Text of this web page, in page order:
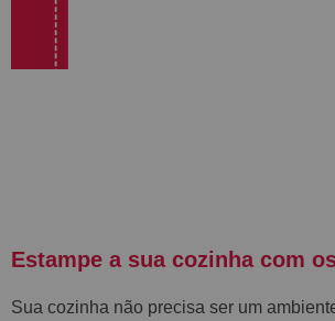
Estampe a sua cozinha com
Sua cozinha não precisa ser um